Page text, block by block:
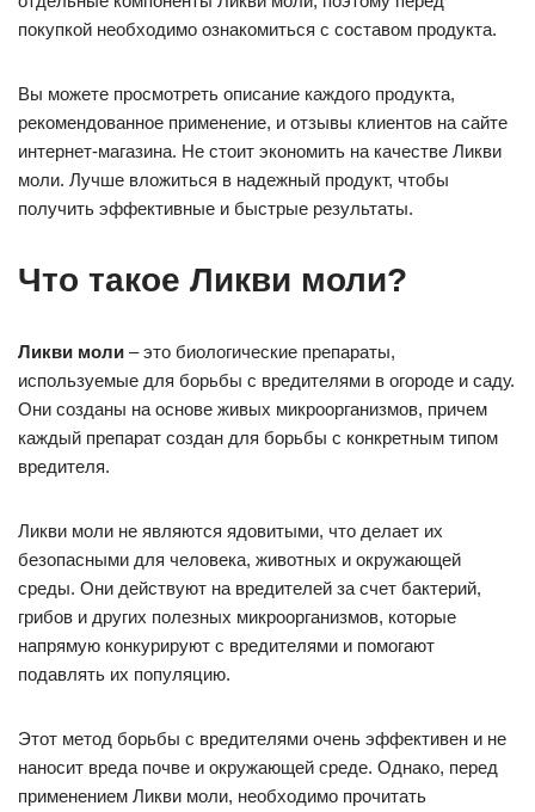
покупкой необходимо ознакомиться с составом продукта.
Вы можете просмотреть описание каждого продукта,
рекомендованное применение, и отзывы клиентов на сайте
интернет-магазина. Не стоит экономить на качестве Ликви
моли. Лучше вложиться в надежный продукт, чтобы
получить эффективные и быстрые результаты.
Что такое Ликви моли?
Ликви моли – это биологические препараты,
используемые для борьбы с вредителями в огороде и саду.
Они созданы на основе живых микроорганизмов, причем
каждый препарат создан для борьбы с конкретным типом
вредителя.
Ликви моли не являются ядовитыми, что делает их
безопасными для человека, животных и окружающей
среды. Они действуют на вредителей за счет бактерий,
грибов и других полезных микроорганизмов, которые
напрямую конкурируют с вредителями и помогают
подавлять их популяцию.
Этот метод борьбы с вредителями очень эффективен и не
наносит вреда почве и окружающей среде. Однако, перед
применением Ликви моли, необходимо прочитать